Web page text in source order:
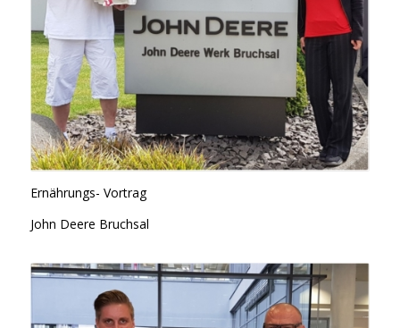
Ernährungs- Vortrag
John Deere Bruchsal